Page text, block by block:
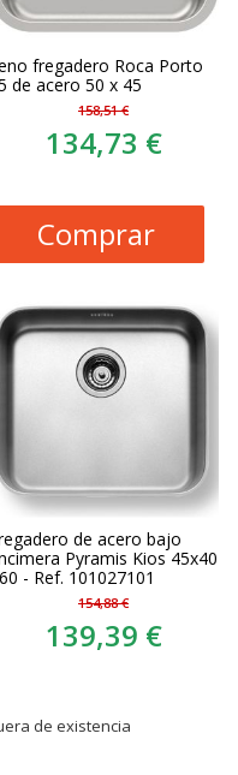
fregadero Roca Porto
de acero 50 x 45
158,51 €
134,73 €
Comprar
de acero bajo
Pyramis Kios 45x40
- Ref. 101027101
154,88 €
139,39 €
de existencia